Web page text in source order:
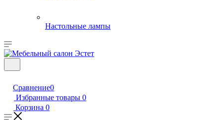
Настольные лампы
Сравнение0
Избранные товары 0
Корзина 0